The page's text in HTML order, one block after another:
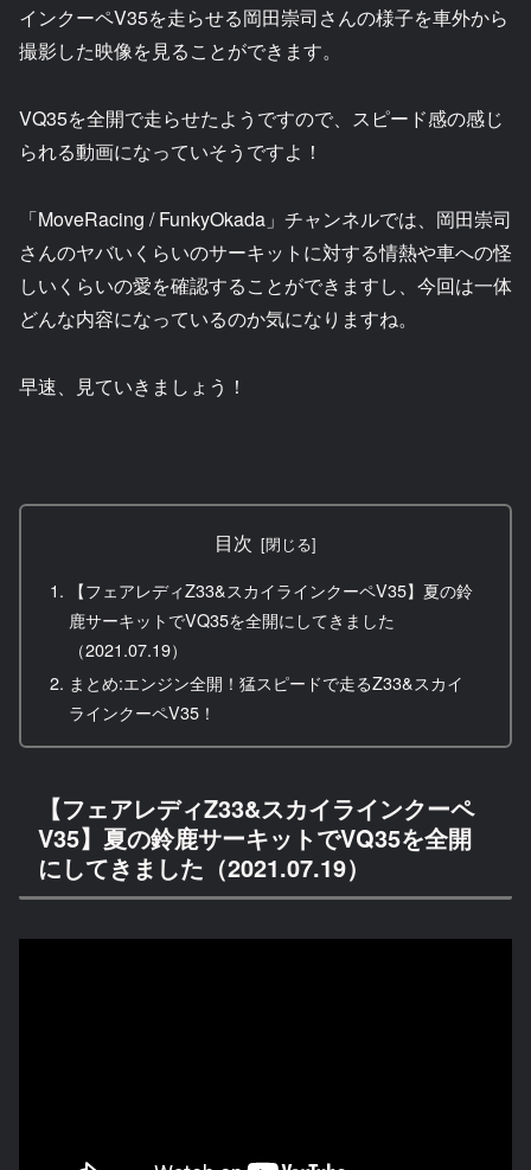
インクーペV35を走らせる岡田崇司さんの様子を車外から
撮影した映像を見ることができます。
VQ35を全開で走らせたようですので、スピード感の感じ
られる動画になっていそうですよ！
「MoveRacing / FunkyOkada」チャンネルでは、岡田崇司
さんのヤバいくらいのサーキットに対する情熱や車への怪
しいくらいの愛を確認することができますし、今回は一体
どんな内容になっているのか気になりますね。
早速、見ていきましょう！
目次
【フェアレディZ33&スカイラインクーペV35】夏の鈴
鹿サーキットでVQ35を全開にしてきました
（2021.07.19）
まとめ:エンジン全開！猛スピードで走るZ33&スカイ
ラインクーペV35！
【フェアレディZ33&スカイラインクーペ
V35】夏の鈴鹿サーキットでVQ35を全開
にしてきました（2021.07.19）